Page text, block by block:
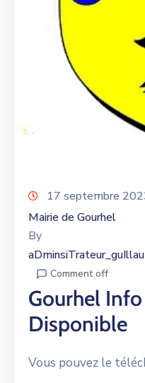
17 septembre
Mairie de Gourhel
By
Comment off
Gourhel
Disponible
Vous pouvez le